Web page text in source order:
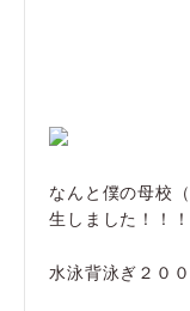
なんと僕の母校
生しました！！！
水泳背泳ぎ２０